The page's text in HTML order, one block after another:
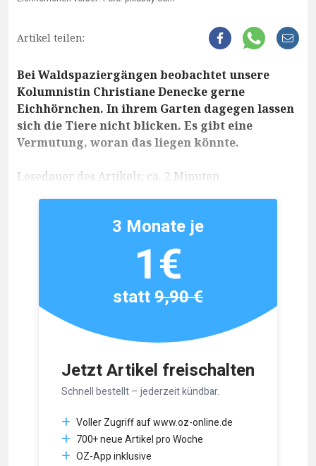
Artikel teilen:
Bei Waldspaziergängen beobachtet unsere
Kolumnistin Christiane Denecke gerne
Eichhörnchen. In ihrem Garten dagegen lassen
sich die Tiere nicht blicken. Es gibt eine
Vermutung, woran das liegen könnte.
Lesedauer des Artikels: ca. 2 Minuten
Jetzt Artikel freischalten
Schnell bestellt – jederzeit kündbar.
Voller Zugriff auf www.oz-online.de
700+ neue Artikel pro Woche
OZ-App inklusive
3 Monate je
1€
statt9,90 €